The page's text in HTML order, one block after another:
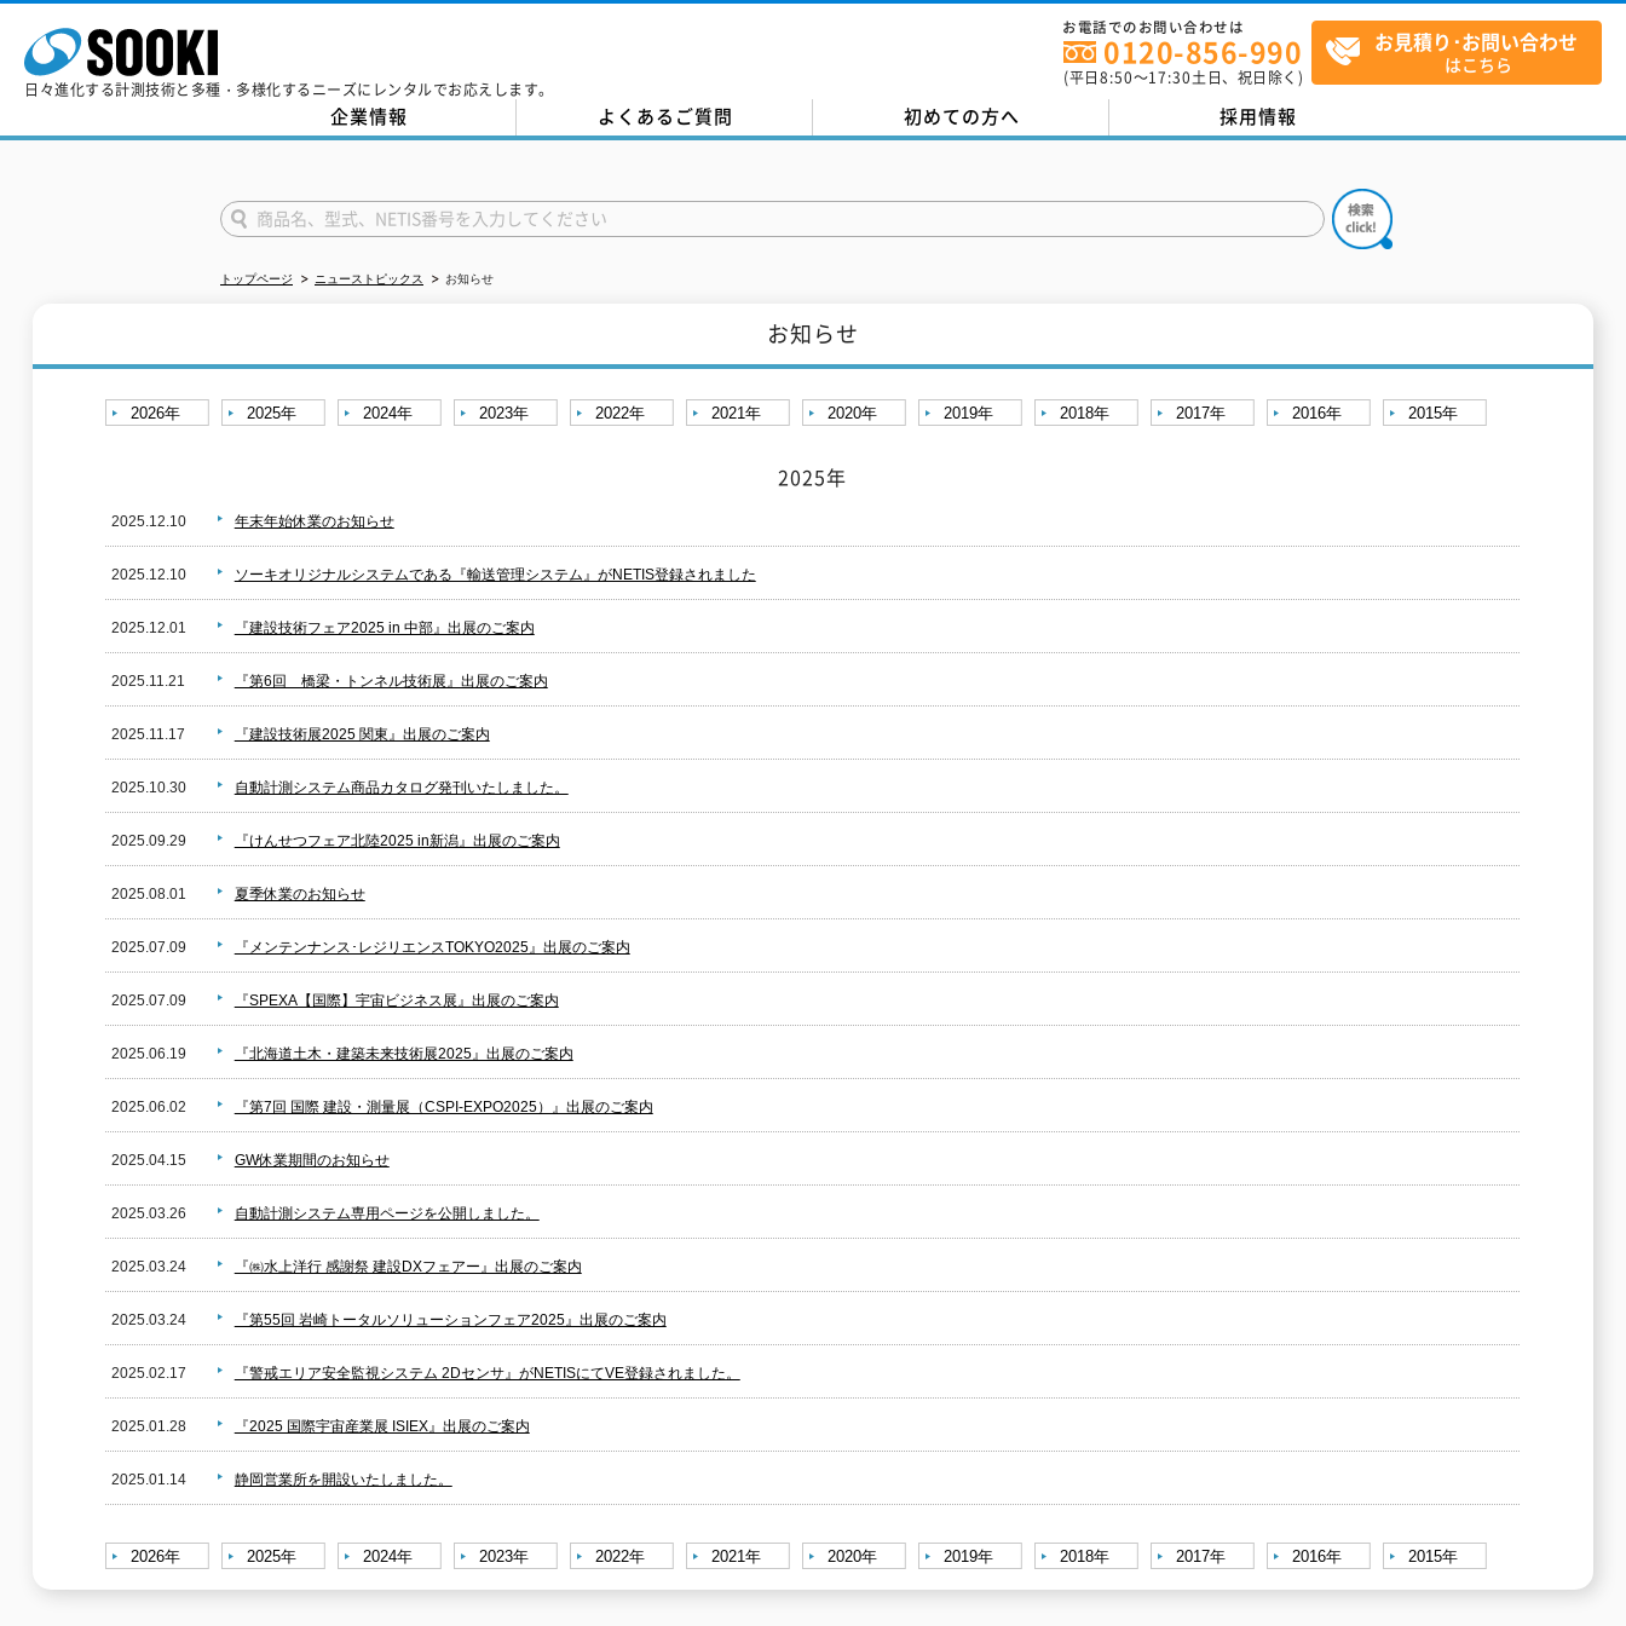
日々進化する計測技術と多種・多様化するニーズにレンタルでお応えします。
お電話でのお問い合わせは
0120-856-990
(平日8:50～17:30土日、祝日除く)
お見積り･お問い合わせ
はこちら
企業情報 よくあるご質問 初めての方へ 採用情報
トップページ ニューストピックス お知らせ
お知らせ
2026年 2025年 2024年 2023年 2022年 2021年 2020年 2019年 2018年 2017年 2016年 2015年
2025年
2025.12.10 年末年始休業のお知らせ
2025.12.10 ソーキオリジナルシステムである『輸送管理システム』がNETIS登録されました
2025.12.01 『建設技術フェア2025 in 中部』出展のご案内
2025.11.21 『第6回 橋梁・トンネル技術展』出展のご案内
2025.11.17 『建設技術展2025 関東』出展のご案内
2025.10.30 自動計測システム商品カタログ発刊いたしました。
2025.09.29 『けんせつフェア北陸2025 in新潟』出展のご案内
2025.08.01 夏季休業のお知らせ
2025.07.09 『メンテンナンス･レジリエンスTOKYO2025』出展のご案内
2025.07.09 『SPEXA【国際】宇宙ビジネス展』出展のご案内
2025.06.19 『北海道土木・建築未来技術展2025』出展のご案内
2025.06.02 『第7回 国際 建設・測量展（CSPI-EXPO2025）』出展のご案内
2025.04.15 GW休業期間のお知らせ
2025.03.26 自動計測システム専用ページを公開しました。
2025.03.24 『㈱水上洋行 感謝祭 建設DXフェアー』出展のご案内
2025.03.24 『第55回 岩崎トータルソリューションフェア2025』出展のご案内
2025.02.17 『警戒エリア安全監視システム 2Dセンサ』がNETISにてVE登録されました。
2025.01.28 『2025 国際宇宙産業展 ISIEX』出展のご案内
2025.01.14 静岡営業所を開設いたしました。
2026年 2025年 2024年 2023年 2022年 2021年 2020年 2019年 2018年 2017年 2016年 2015年